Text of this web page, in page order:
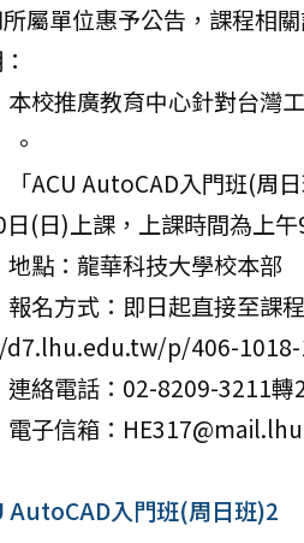
屬單位惠予公告，課程相
本校推廣教育中心針對台灣
。
「ACU AutoCAD入門班(周
日(日)上課，上課時間為上
地點：龍華科技大學校本部
報名方式：即日起直接至課
d7.lhu.edu.tw/p/406-
連絡電話：02-8209-3211轉
電子信箱：
AutoCAD入門班(周日班)2